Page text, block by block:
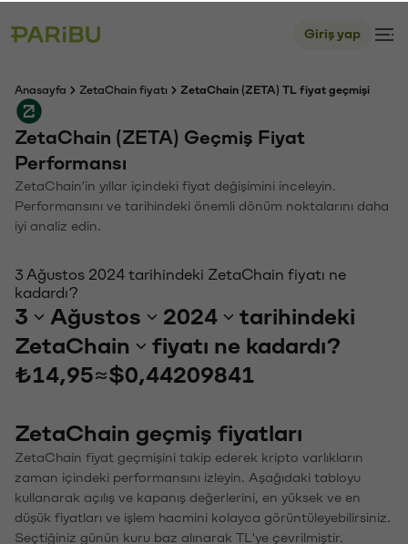
Giriş yap
Anasayfa ZetaChain fiyatı ZetaChain (ZETA) TL fiyat geçmişi
ZetaChain (ZETA) Geçmiş Fiyat
Performansı
ZetaChain'in yıllar içindeki fiyat değişimini inceleyin.
Performansını ve tarihindeki önemli dönüm noktalarını daha
iyi analiz edin.
3 Ağustos 2024 tarihindeki ZetaChain fiyatı ne
kadardı?
3 Ağustos 2024
tarihindeki
ZetaChain
fiyatı ne kadardı?
₺14,95≈$0,44209841
ZetaChain geçmiş fiyatları
ZetaChain fiyat geçmişini takip ederek kripto varlıkların
zaman içindeki performansını izleyin. Aşağıdaki tabloyu
kullanarak açılış ve kapanış değerlerini, en yüksek ve en
düşük fiyatları ve işlem hacmini kolayca görüntüleyebilirsiniz.
Seçtiğiniz günün kuru baz alınarak TL'ye çevrilmiştir.